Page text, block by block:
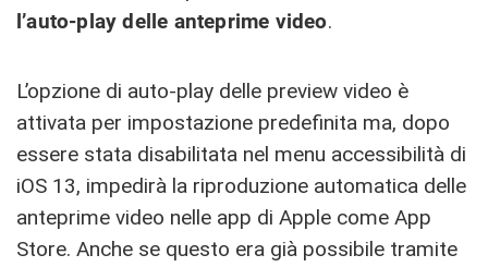
l’auto-play delle anteprime video.
L’opzione di auto-play delle preview video è
attivata per impostazione predefinita ma, dopo
essere stata disabilitata nel menu accessibilità di
iOS 13, impedirà la riproduzione automatica delle
anteprime video nelle app di Apple come App
Store. Anche se questo era già possibile tramite